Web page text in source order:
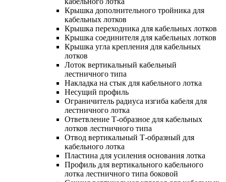
Крышка дополнительного тройника для
кабельных лотков
Крышка переходника для кабельных лотков
Крышка соединителя для кабельных лотков
Крышка угла крепления для кабельных
лотков
Лоток вертикальный кабельный
лестничного типа
Накладка на стык для кабельного лотка
Несущий профиль
Ограничитель радиуса изгиба кабеля для
лестничного лотка
Ответвление Т-образное для кабельных
лотков лестничного типа
Отвод вертикальный Т-образный для
кабельного лотка
Пластина для усиления основания лотка
Профиль для вертикального кабельного
лотка лестничного типа боковой